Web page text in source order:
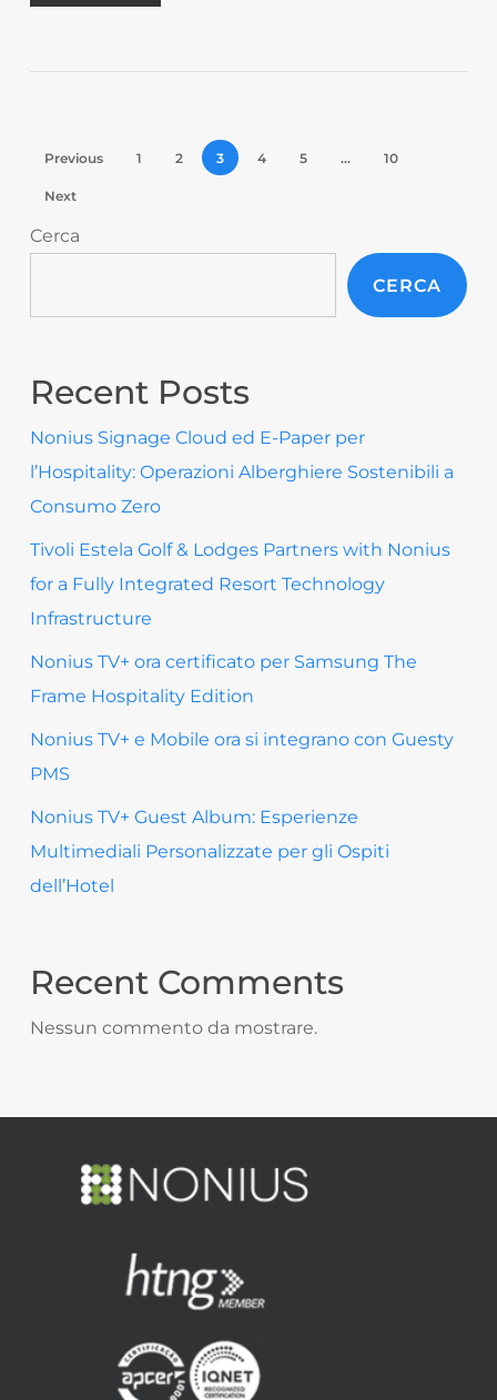
Previous 1 2 3 4 5 … 10
Next
Cerca
CERCA
Recent Posts
Nonius Signage Cloud ed E-Paper per
l’Hospitality: Operazioni Alberghiere Sostenibili a
Consumo Zero
Tivoli Estela Golf & Lodges Partners with Nonius
for a Fully Integrated Resort Technology
Infrastructure
Nonius TV+ ora certificato per Samsung The
Frame Hospitality Edition
Nonius TV+ e Mobile ora si integrano con Guesty
PMS
Nonius TV+ Guest Album: Esperienze
Multimediali Personalizzate per gli Ospiti
dell’Hotel
Recent Comments
Nessun commento da mostrare.